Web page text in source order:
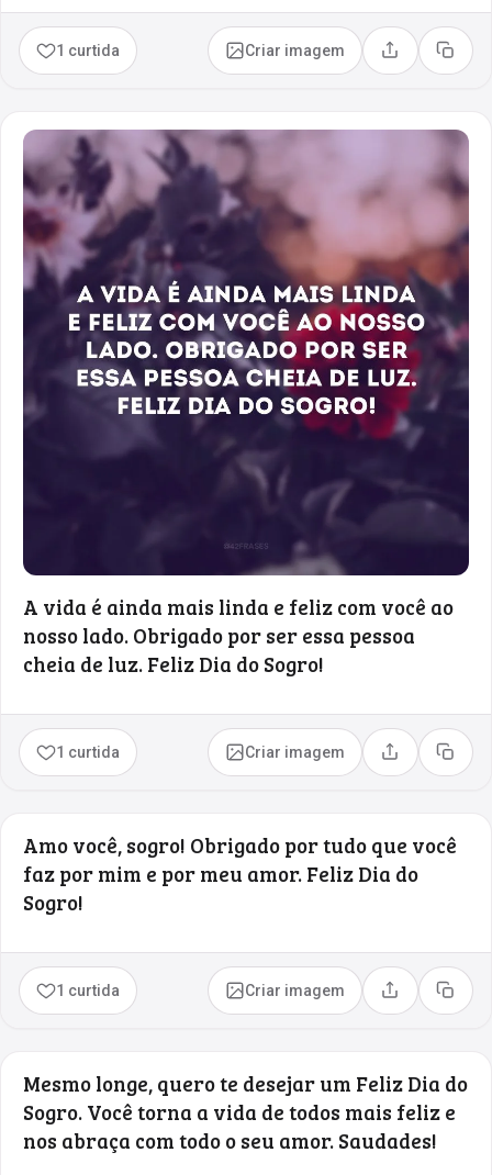
1 curtida Criar imagem Compartilhar
Copiar
A vida é ainda mais linda e feliz com você ao
nosso lado. Obrigado por ser essa pessoa
cheia de luz. Feliz Dia do Sogro!
1 curtida Criar imagem Compartilhar
Copiar
Amo você, sogro! Obrigado por tudo que você
faz por mim e por meu amor. Feliz Dia do
Sogro!
1 curtida Criar imagem Compartilhar
Copiar
Mesmo longe, quero te desejar um Feliz Dia do
Sogro. Você torna a vida de todos mais feliz e
nos abraça com todo o seu amor. Saudades!